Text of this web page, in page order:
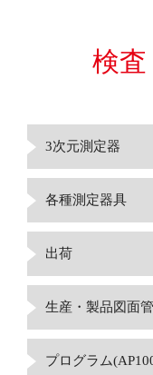
検
3次元測定器
各種測定器具
出荷
生産・製品図面
プログラム